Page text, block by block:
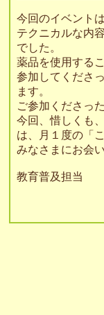
今回のイベント
テクニカルな内
でした。
薬品を使用する
参加してくださ
ます。
ご参加くださっ
今回、惜しくも
は、月１度の「
みなさまにお会
教育普及担当